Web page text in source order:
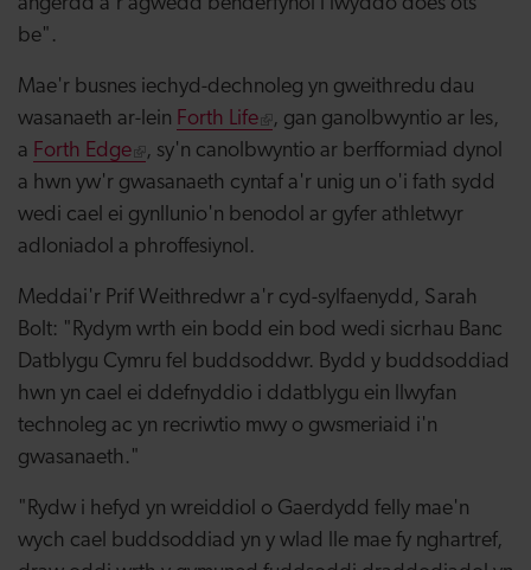
be".
Mae'r busnes iechyd-dechnoleg yn gweithredu dau
wasanaeth ar-lein Forth Life
, gan ganolbwyntio ar les,
a Forth Edge
, sy'n canolbwyntio ar berfformiad dynol
a hwn yw'r gwasanaeth cyntaf a'r unig un o'i fath sydd
wedi cael ei gynllunio'n benodol ar gyfer athletwyr
adloniadol a phroffesiynol.
Meddai'r Prif Weithredwr a'r cyd-sylfaenydd, Sarah
Bolt: "Rydym wrth ein bodd ein bod wedi sicrhau Banc
Datblygu Cymru fel buddsoddwr. Bydd y buddsoddiad
hwn yn cael ei ddefnyddio i ddatblygu ein llwyfan
technoleg ac yn recriwtio mwy o gwsmeriaid i'n
gwasanaeth."
"Rydw i hefyd yn wreiddiol o Gaerdydd felly mae'n
wych cael buddsoddiad yn y wlad lle mae fy nghartref,